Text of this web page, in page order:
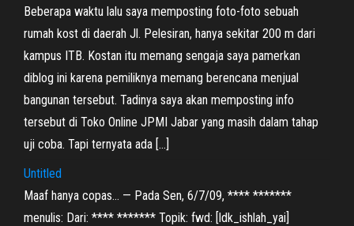
Beberapa waktu lalu saya memposting foto-foto sebuah
rumah kost di daerah Jl. Pelesiran, hanya sekitar 200 m dari
kampus ITB. Kostan itu memang sengaja saya pamerkan
diblog ini karena pemiliknya memang berencana menjual
bangunan tersebut. Tadinya saya akan memposting info
tersebut di Toko Online JPMI Jabar yang masih dalam tahap
uji coba. Tapi ternyata ada […]
Untitled
Maaf hanya copas… — Pada Sen, 6/7/09, **** *******
menulis: Dari: **** ******* Topik: fwd: [ldk_ishlah_yai]